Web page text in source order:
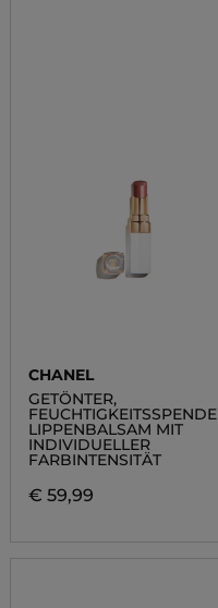
CHANEL
GETÖNTER,
LIPPENBALSAM MIT
INDIVIDUELLER
FARBINTENSITÄT
€ 59,99